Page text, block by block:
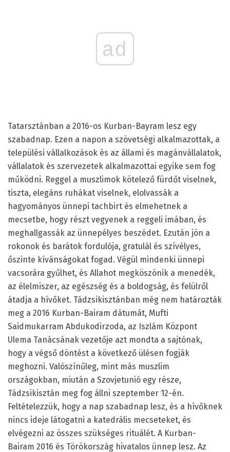
ad
Tatarsztánban a 2016-os Kurban-Bayram lesz egy
szabadnap. Ezen a napon a szövetségi alkalmazottak, a
települési vállalkozások és az állami és magánvállalatok,
vállalatok és szervezetek alkalmazottai egyike sem fog
működni. Reggel a muszlimok kötelező fürdőt viselnek,
tiszta, elegáns ruhákat viselnek, elolvassák a
hagyományos ünnepi tachbirt és elmehetnek a
mecsetbe, hogy részt vegyenek a reggeli imában, és
meghallgassák az ünnepélyes beszédet. Ezután jön a
rokonok és barátok fordulója, gratulál és szívélyes,
őszinte kívánságokat fogad. Végül mindenki ünnepi
vacsorára gyűlhet, és Allahot megköszönik a menedék,
az élelmiszer, az egészség és a boldogság, és felülről
átadja a hívőket. Tádzsikisztánban még nem határozták
meg a 2016 Kurban-Bairam dátumát, Mufti
Saidmukarram Abdukodirzoda, az Iszlám Központ
Ulema Tanácsának vezetője azt mondta a sajtónak,
hogy a végső döntést a következő ülésen fogják
meghozni. Valószínűleg, mint más muszlim
országokban, miután a Szovjetunió egy része,
Tádzsikisztán meg fog állni szeptember 12-én.
Feltételezzük, hogy a nap szabadnap lesz, és a hívőknek
nincs ideje látogatni a katedrális mecseteket, és
elvégezni az összes szükséges rituálét. A Kurban-
Bairam 2016 és Törökország hivatalos ünnep lesz. Az